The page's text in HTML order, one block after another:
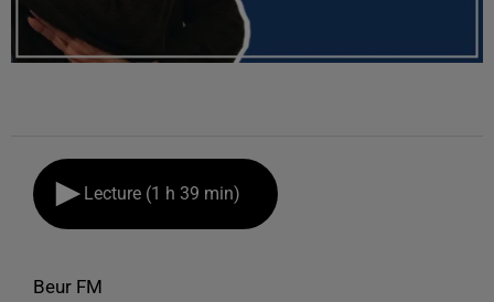
Lecture (1 h 39 min)
Beur FM